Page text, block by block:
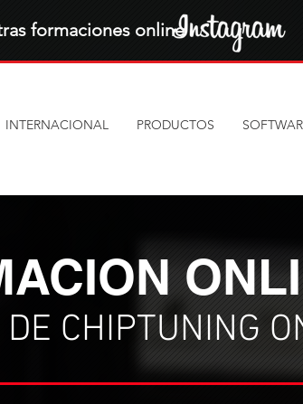
formaciones online
INTERNACIONAL PRODUCTOS
DE CHIPTUNING